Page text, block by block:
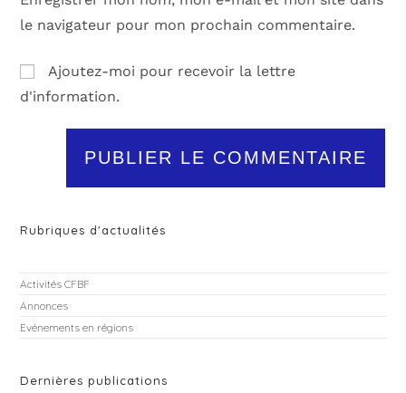
le navigateur pour mon prochain commentaire.
Ajoutez-moi pour recevoir la lettre
d'information.
Rubriques d'actualités
Activités CFBF
Annonces
Evénements en régions
Dernières publications